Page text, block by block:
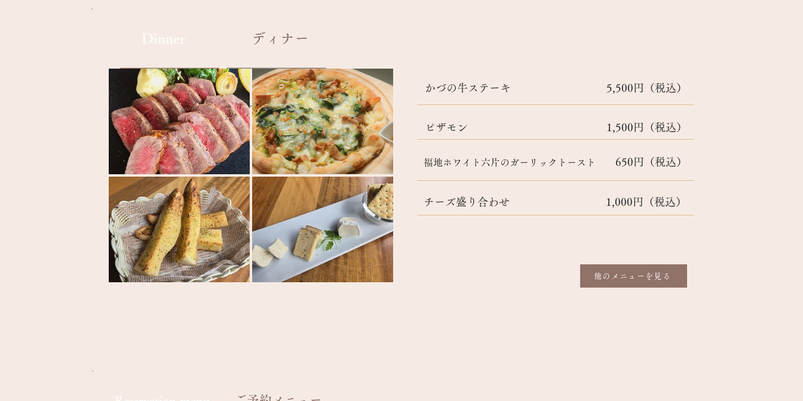
​Dinner ​ディナー
かづの牛ステーキ 5,500円（税込）
ピザモン 1,500円（税込）
福地ホワイト六片のガーリックトースト 650円（税込）
チーズ盛り合わせ 1,000円（税込）
他のメニューを見る